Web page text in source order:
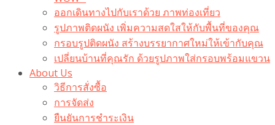
ออกเดินทางไปกับเราด้วย ภาพท่องเที่ยว
รูปภาพติดผนัง เพิ่มความสดใสให้กับพื้นที่ของคุณ
กรอบรูปติดผนัง สร้างบรรยากาศใหม่ให้เข้ากับคุณ
เปลี่ยนบ้านที่คุณรัก ด้วยรูปภาพใส่กรอบพร้อมแขวน​
About Us
วิธีการสั่งซื้อ
การจัดส่ง
ยืนยันการชำระเงิน